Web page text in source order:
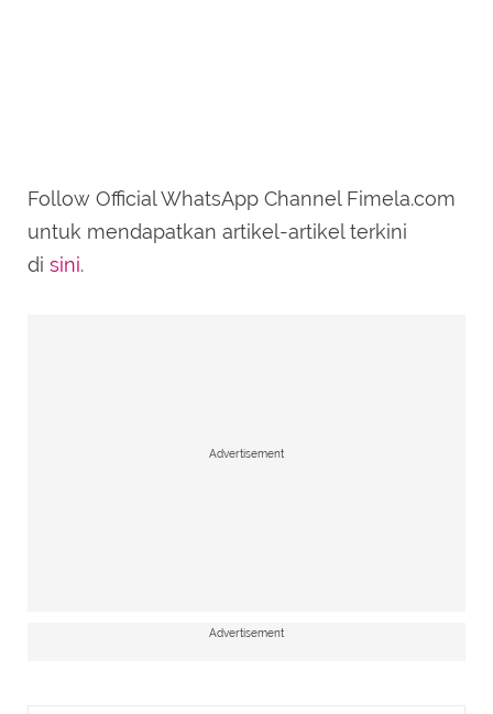
Follow Official WhatsApp Channel Fimela.com
untuk mendapatkan artikel-artikel terkini
di sini.
Advertisement
Advertisement